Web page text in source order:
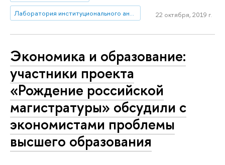
Лаборатория институционального анализа экономических реформ 22 октября, 2019 г.
Экономика и образование:
участники проекта
«Рождение российской
магистратуры» обсудили с
экономистами проблемы
высшего образования